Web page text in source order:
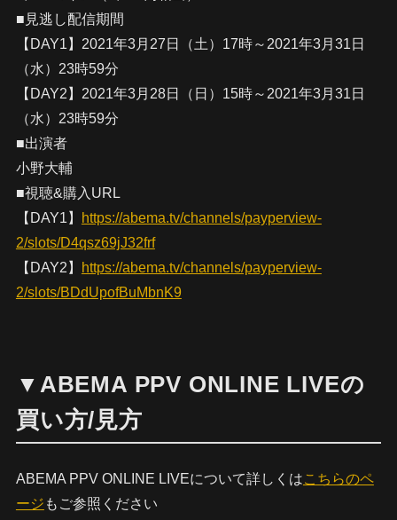
■見逃し配信期間
【DAY1】2021年3月27日（土）17時～2021年3月31日
（水）23時59分
【DAY2】2021年3月28日（日）15時～2021年3月31日
（水）23時59分
■出演者
小野大輔
■視聴&購入URL
【DAY1】
https://abema.tv/channels/payperview-
2/slots/D4qsz69jJ32frf
【DAY2】
https://abema.tv/channels/payperview-
2/slots/BDdUpofBuMbnK9
▼ABEMA PPV ONLINE LIVEの
買い方/見方
ABEMA PPV ONLINE LIVEについて詳しくはこちらのペ
ージ もご参照ください